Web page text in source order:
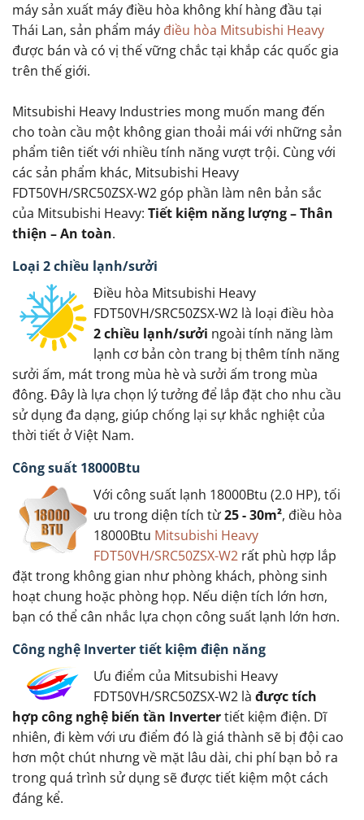
máy sản xuất máy điều hòa không khí hàng đầu tại
Thái Lan, sản phẩm máy điều hòa Mitsubishi Heavy
được bán và có vị thế vững chắc tại khắp các quốc gia
trên thế giới.
Mitsubishi Heavy Industries mong muốn mang đến
cho toàn cầu một không gian thoải mái với những sản
phẩm tiên tiết với nhiều tính năng vượt trội. Cùng với
các sản phẩm khác, Mitsubishi Heavy
FDT50VH/SRC50ZSX-W2 góp phần làm nên bản sắc
của Mitsubishi Heavy: Tiết kiệm năng lượng – Thân
thiện – An toàn.
Loại 2 chiều lạnh/sưởi
Điều hòa Mitsubishi Heavy
FDT50VH/SRC50ZSX-W2 là loại điều hòa
2 chiều lạnh/sưởi ngoài tính năng làm
lạnh cơ bản còn trang bị thêm tính năng
sưởi ấm, mát trong mùa hè và sưởi ấm trong mùa
đông. Đây là lựa chọn lý tưởng để lắp đặt cho nhu cầu
sử dụng đa dạng, giúp chống lại sự khắc nghiệt của
thời tiết ở Việt Nam.
Công suất 18000Btu
Với công suất lạnh 18000Btu (2.0 HP), tối
ưu trong diện tích từ25 - 30m², điều hòa
18000Btu Mitsubishi Heavy
FDT50VH/SRC50ZSX-W2 rất phù hợp lắp
đặt trong không gian như phòng khách, phòng sinh
hoạt chung hoặc phòng họp. Nếu diện tích lớn hơn,
bạn có thể cân nhắc lựa chọn công suất lạnh lớn hơn.
Công nghệ Inverter tiết kiệm điện năng
Ưu điểm của Mitsubishi Heavy
FDT50VH/SRC50ZSX-W2 là được tích
hợp công nghệ biến tần Invertertiết kiệm điện. Dĩ
nhiên, đi kèm với ưu điểm đó là giá thành sẽ bị đội cao
hơn một chút nhưng về mặt lâu dài, chi phí bạn bỏ ra
trong quá trình sử dụng sẽ được tiết kiệm một cách
đáng kể.